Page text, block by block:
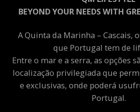
BEYOND YOUR NEEDS WITH
A Quinta da Marinha – Cascais,
que Portugal tem de
Entre o mar e a serra, as opções
localização privilegiada que
e exclusivas, onde poderá
Portugal.